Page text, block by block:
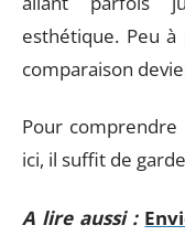
esthétique. Peu à
comparaison
Pour comprendre
ici, il suffit de
A lire aussi :